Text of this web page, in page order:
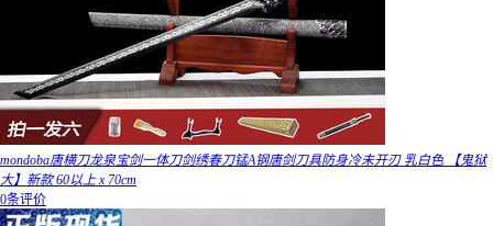
mondoba唐横刀龙泉宝剑一体刀剑绣春刀锰A钢唐剑刀具防身冷未开刃 乳白色 【鬼狱
大】新款 60以上 x 70cm
0条评价